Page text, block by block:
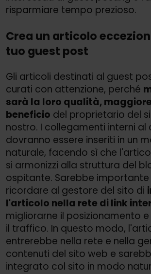
risparmiare tempo prezioso.
Crea un articolo
tuo guest post
Gli articoli destinati al guest
curati con attenzione, perché
sarà la loro qualità,
beneficio del proprietario del
nostro. I collegamenti interni al
dovranno essere inseriti in un
naturale, facendo sì che
si armonizzi alla struttura del
ospitante. Sarebbe importante
ricordare al gestore del sito di
l'articolo nella rete di link
migliorarne il posizionamento
il traffico. In questo modo,
entrerebbe nella rete e nella
contenuti del sito web e
integrato col sito in modo